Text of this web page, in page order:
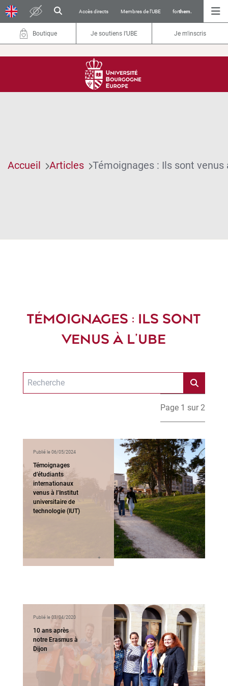
Accès directs Membres de l’UBE forthem.
Boutique Je soutiens l’UBE Je m'inscris
Accueil Articles Témoignages : Ils sont venus
TÉMOIGNAGES : ILS SONT
VENUS À L'UBE
Page 1 sur 2
Publié le 06/05/2024
Témoignages
d’étudiants
internationaux
venus à l’Institut
universitaire de
technologie (IUT)
Publié le 03/04/2020
10 ans après
notre Erasmus à
Dijon